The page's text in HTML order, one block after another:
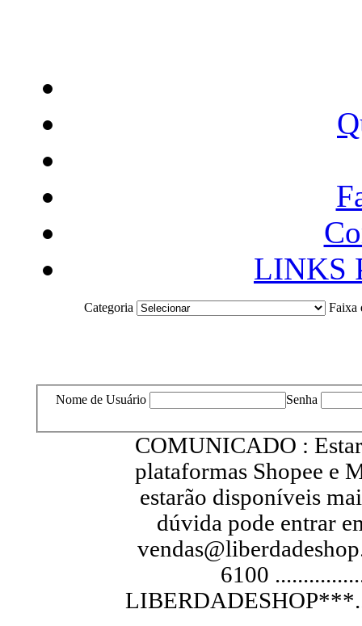
LINKS
Categoria Faixa
Nome de Usuário Senha
COMUNICADO :
plataformas Shopee e
estarão disponíveis
dúvida pode entrar
6100